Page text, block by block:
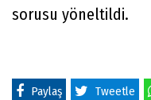
sorusu yöneltildi.
Paylaş Tweetle